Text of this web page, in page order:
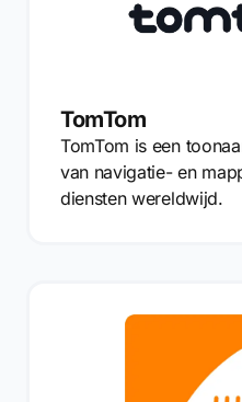
TomTom
TomTom is een
van navigatie- en
diensten wereldwijd.